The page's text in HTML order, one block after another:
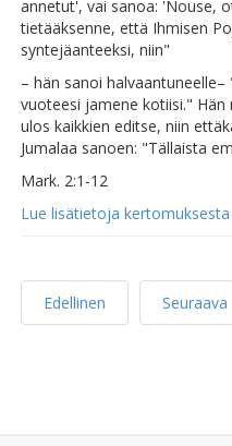
annetut', vai sanoa: 'Nouse,
tietääksenne, että Ihmisen
syntejäanteeksi, niin"
– hän sanoi
vuoteesi jamene kotiisi."
ulos kaikkien editse, niin
Jumalaa sanoen: "Tällaista
Mark. 2:1-12
Lue lisätietoja kertomuksesta
Edellinen Seuraava